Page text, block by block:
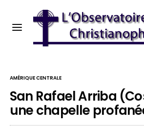
AMÉRIQUE CENTRALE
San Rafael Arriba
une chapelle